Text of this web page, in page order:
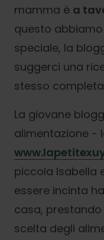
mamma è a
questo
speciale, la
suggerci una
stesso
La giovane
alimentazione -
piccola Isabella
essere incinta
casa,
scelta degli